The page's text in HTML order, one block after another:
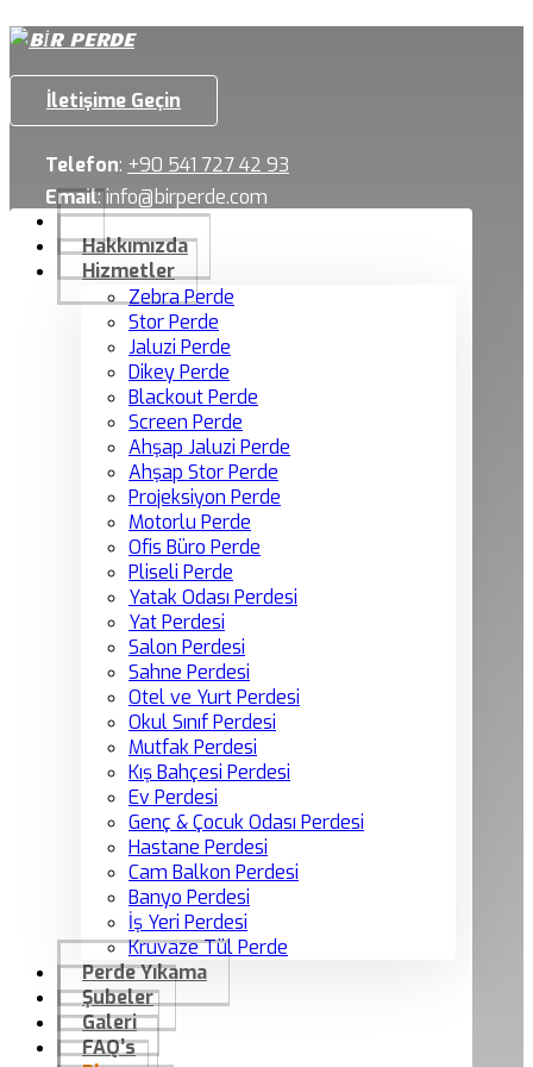
İletişime Geçin
Telefon: +90 541 727 42 93
Email:info@birperde.com
Hakkımızda
Hizmetler
Zebra Perde
Stor Perde
Jaluzi Perde
Dikey Perde
Blackout Perde
Screen Perde
Ahşap Jaluzi Perde
Ahşap Stor Perde
Projeksiyon Perde
Motorlu Perde
Ofis Büro Perde
Pliseli Perde
Yatak Odası Perdesi
Yat Perdesi
Salon Perdesi
Sahne Perdesi
Otel ve Yurt Perdesi
Okul Sınıf Perdesi
Mutfak Perdesi
Kış Bahçesi Perdesi
Ev Perdesi
Genç & Çocuk Odası Perdesi
Hastane Perdesi
Cam Balkon Perdesi
Banyo Perdesi
İş Yeri Perdesi
Kruvaze Tül Perde
Perde Yıkama
Şubeler
Galeri
FAQ’s